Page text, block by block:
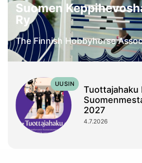
Suomen
Ry
The Finnish Hobbyhorse
Tuottajahaku
2027
4.7.2026